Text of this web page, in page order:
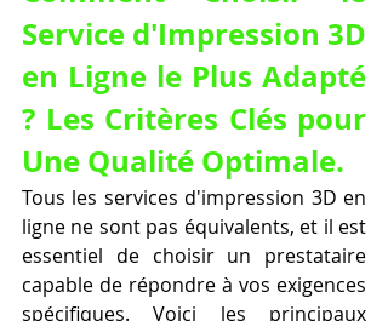
Service d'Impression 3D
en Ligne le Plus Adapté
? Les Critères Clés pour
Une Qualité Optimale.
Tous les services d'impression 3D en
ligne ne sont pas équivalents, et il est
essentiel de choisir un prestataire
capable de répondre à vos exigences
spécifiques. Voici les principaux